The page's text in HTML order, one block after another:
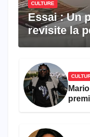
CULTURE
Essai : Un
revisite la